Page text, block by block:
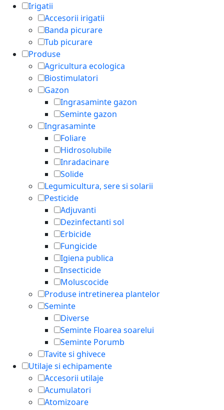
Irigatii
Accesorii irigatii
Banda picurare
Tub picurare
Produse
Agricultura ecologica
Biostimulatori
Gazon
Ingrasaminte gazon
Seminte gazon
Ingrasaminte
Foliare
Hidrosolubile
Inradacinare
Solide
Legumicultura, sere si solarii
Pesticide
Adjuvanti
Dezinfectanti sol
Erbicide
Fungicide
Igiena publica
Insecticide
Moluscocide
Produse intretinerea plantelor
Seminte
Diverse
Seminte Floarea soarelui
Seminte Porumb
Tavite si ghivece
Utilaje si echipamente
Accesorii utilaje
Acumulatori
Atomizoare